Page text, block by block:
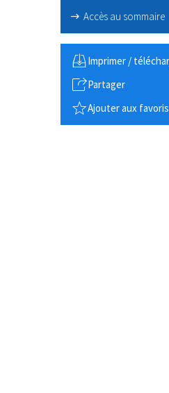
Accès au sommaire
Imprimer /
Partager
Ajouter aux favoris